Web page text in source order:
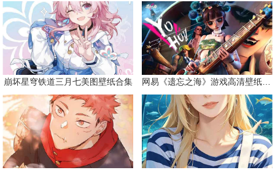
崩坏星穹铁道三月七美图壁纸合集 网易《遗忘之海》游戏高清壁纸精选